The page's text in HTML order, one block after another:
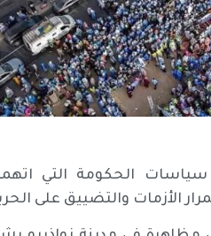
الحكومة التي
الأزمات والتضييق على